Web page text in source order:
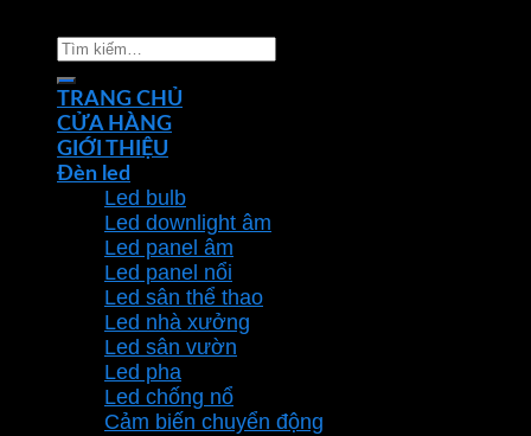
Tìm
kiếm:
TRANG CHỦ
CỬA HÀNG
GIỚI THIỆU
Đèn led
Led bulb
Led downlight âm
Led panel âm
Led panel nổi
Led sân thể thao
Led nhà xưởng
Led sân vườn
Led pha
Led chống nổ
Cảm biến chuyển động